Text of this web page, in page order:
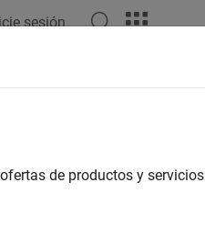
sesión
de productos y servicios